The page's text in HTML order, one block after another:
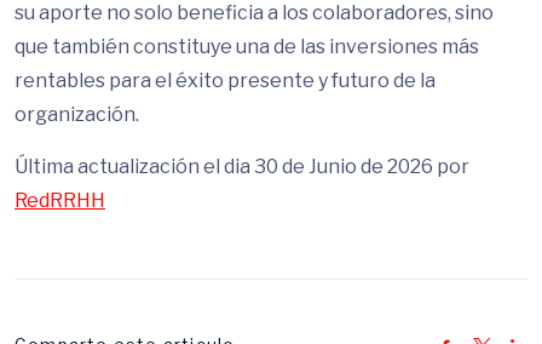
su aporte no solo beneficia a los colaboradores, sino
que también constituye una de las inversiones más
rentables para el éxito presente y futuro de la
organización.
Última actualización el dia 30 de Junio de 2026 por
RedRRHH